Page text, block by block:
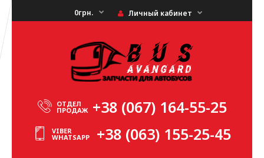
0грн. Личный кабинет
ОТДЕЛ
ПРОДАЖ +38 (067) 164-55-25
VIBER
WHATSAPP +38 (063) 155-25-45